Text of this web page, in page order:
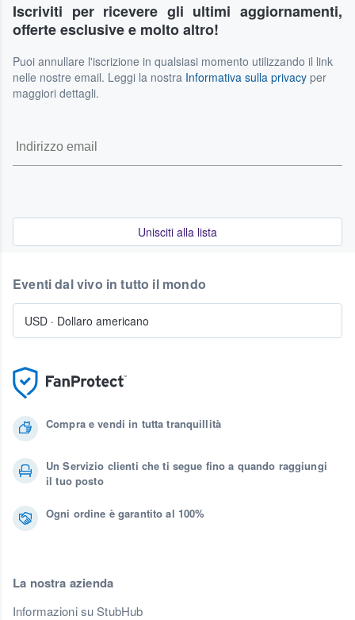
Iscriviti per ricevere gli ultimi aggiornamenti,
offerte esclusive e molto altro!
Puoi annullare l'iscrizione in qualsiasi momento utilizzando il link
nelle nostre email. Leggi la nostra Informativa sulla privacy per
maggiori dettagli.
Unisciti alla lista
Compra e vendi in tutta tranquillità
Un Servizio clienti che ti segue fino a quando raggiungi
il tuo posto
Ogni ordine è garantito al 100%
La nostra azienda
Informazioni su StubHub
Eventi dal vivo in tutto il mondo
USD · Dollaro americano